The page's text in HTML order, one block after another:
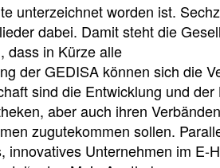
unterzeichnet worden ist.
dabei. Damit steht die
dass in Kürze alle
der GEDISA können sich die
sind die Entwicklung und der
aber auch ihren
zugutekommen sollen.
innovatives Unternehmen im E-